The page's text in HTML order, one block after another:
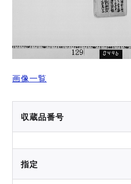
画像一覧
収蔵品番号
指定